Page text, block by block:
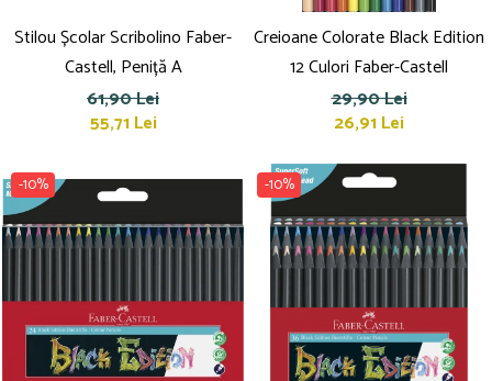
Stilou Școlar Scribolino Faber-
Castell, Peniță A
61,90 Lei
55,71 Lei
Creioane Colorate Black Edition
12 Culori Faber-Castell
29,90 Lei
26,91 Lei
-10% -10%